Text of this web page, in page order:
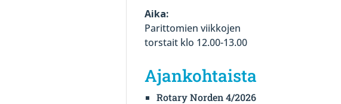
Aika:
Parittomien viikkojen
torstait klo 12.00-13.00
Ajankohtaista
Rotary Norden 4/2026